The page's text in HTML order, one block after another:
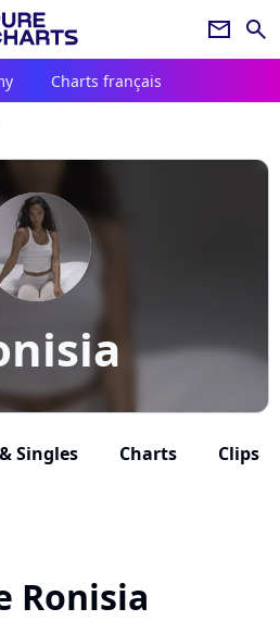
newsletter search
Charts français
Singles Charts Clips
Ronisia